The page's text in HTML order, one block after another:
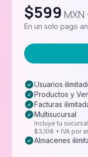
$599 MXN
En un solo pago
Usuarios
Productos y
Facturas
Multisucursal
Incluye tu
$3,108 + IVA por
Almacenes